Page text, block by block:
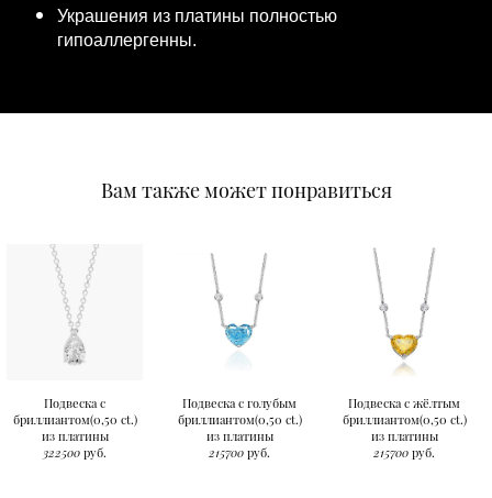
Украшения из платины полностью
гипоаллергенны.
Вам также может понравиться
Подвеска с
бриллиантом(0,50 ct.)
из платины
322500 руб.
Подвеска с голубым
бриллиантом(0,50 ct.)
из платины
215700 руб.
Подвеска с жёлтым
бриллиантом(0,50 ct.)
из платины
215700 руб.